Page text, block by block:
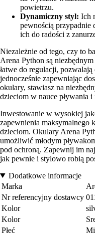
powietrzu.
Dynamiczny styl: Ich
pewnością przypadnie
ich do radości z
Niezależnie od tego, czy to
Arena Python są
łatwe do regulacji,
jednocześnie zapewniając
okulary, stawiasz na
dzieciom w nauce pływania
Inwestowanie w wysokiej
zapewnienia maksymalnego
dzieciom. Okulary Arena
umożliwić młodym
pod ochroną. Zapewnij im
jak pewnie i stylowo robią
Dodatkowe informacje
Marka
Nr referencyjny dostawcy
Kolor
Kolor
Płeć